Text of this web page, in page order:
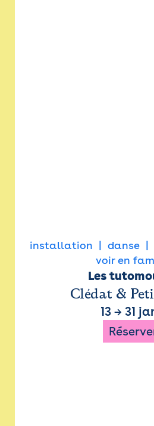
installation danse
voir en
Les
Clédat &
13→ 31